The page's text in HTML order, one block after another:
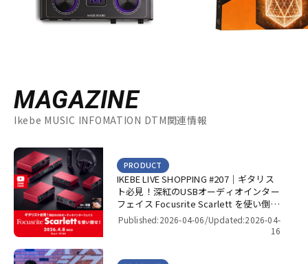
MAGAZINE
Ikebe MUSIC INFOMATION DTM関連情報
IKEBE LIVE SHOPPING #207｜ギタリス
ト必見！深紅のUSBオーディオインター
フェイス Focusrite Scarlett を使い倒
せ！【presented by パワーレック】
PRODUCT
Published:2026-04-06/Updated:2026-04-
16